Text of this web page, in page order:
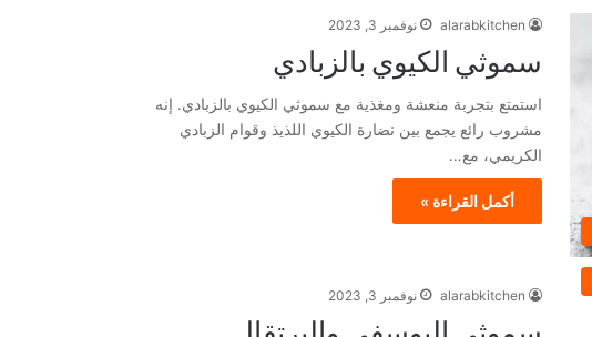
alarabkitchen نوفمبر 3, 2023
سموثي الكيوي بالزبادي
استمتع بتجربة منعشة ومغذية مع سموثي الكيوي بالزبادي. إنه
مشروب رائع يجمع بين نضارة الكيوي اللذيذ وقوام الزبادي
الكريمي، مع…
أكمل القراءة »
alarabkitchen نوفمبر 3, 2023